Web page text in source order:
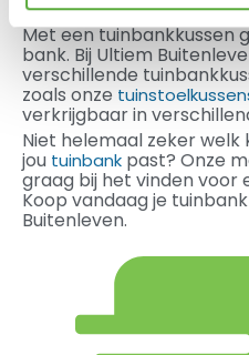
Voorzie je tuinbank van
Met een tuinbankkussen
bank. Bij Ultiem
verschillende
zoals onze
verkrijgbaar in
Niet helemaal zeker welk
jou tuinbank past? Onze
graag bij het vinden voor
Koop vandaag je
Buitenleven.